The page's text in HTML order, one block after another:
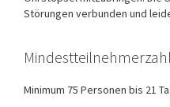
Störungen verbunden und
Mindestteilnehmerzahl
Minimum 75 Personen bis 21